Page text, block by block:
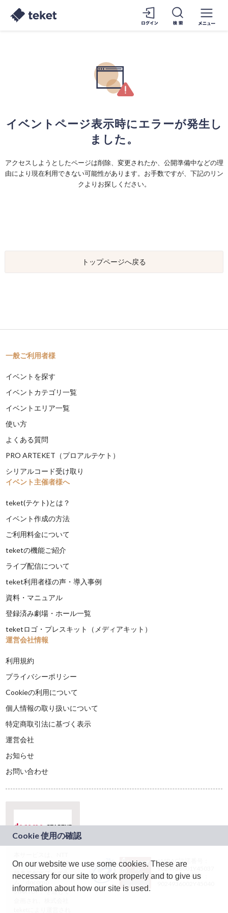
イベントページ表示時にエラーが発生し
ました。
アクセスしようとしたページは削除、変更されたか、公開準備中などの理
由により現在利用できない可能性があります。お手数ですが、下記のリン
クよりお探しください。
トップページへ戻る
一般ご利用者様
イベントを探す
イベントカテゴリ一覧
イベントエリア一覧
使い方
よくある質問
PRO ARTEKET（プロアルテケト）
シリアルコード受け取り
イベント主催者様へ
teket(テケト)とは？
イベント作成の方法
ご利用料金について
teketの機能ご紹介
ライブ配信について
teket利用者様の声・導入事例
資料・マニュアル
登録済み劇場・ホール一覧
teketロゴ・プレスキット（メディアキット）
運営会社情報
利用規約
プライバシーポリシー
Cookieの利用について
個人情報の取り扱いについて
特定商取引法に基づく表示
運営会社
お知らせ
お問い合わせ
ドコモグループの新
規事業創出プログラ
ム「docomo
STARTUP」を通じて
JASRAC許諾番号：
9024936001Y45037
JASRAC許諾番号：
On our website we use some cookies. These are
necessary for our site to work properly and to give us
information about how our site is used.